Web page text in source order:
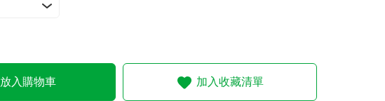
放入購物車 加入收藏清單